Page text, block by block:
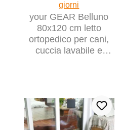
giorni
your GEAR Belluno
80x120 cm letto
ortopedico per cani,
cuccia lavabile e